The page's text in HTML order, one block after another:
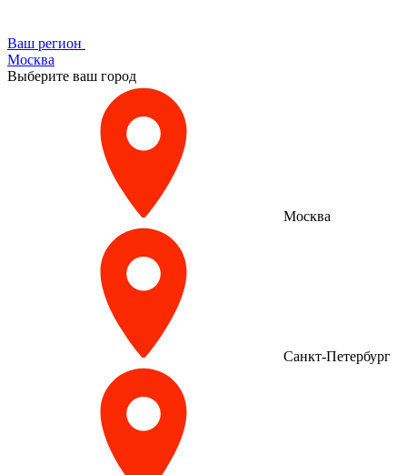
Ваш регион
Москва
Выберите ваш город
Москва
Санкт-Петербург